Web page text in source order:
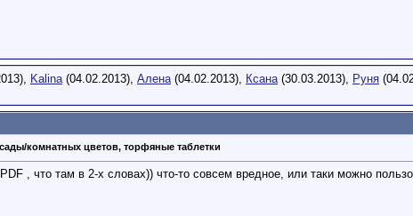
Kalina(04.02.2013), Алена(04.02.2013), Ксана(30.03.2013), Руня
комнатных цветов, торфяные таблетки
, что там в 2-х словах)) что-то совсем вредное, или таки можно